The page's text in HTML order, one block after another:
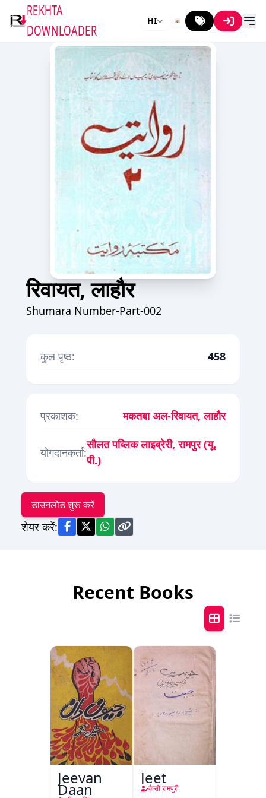
REKHTA
DOWNLOADER
HI
रिवायत, लाहौर
Shumara Number-Part-002
कुल पृष्ठ: 458
प्रकाशक: मकतबा अल-रिवायत, लाहौर
योगदानकर्ता:
सौलत पब्लिक लाइब्रेरी, रामपुर (यू.
पी.)
डाउनलोड शुरू करें
शेयर करें:
Recent Books
Jeevan
Daan
Jeet
क़ैसी रामपुरी